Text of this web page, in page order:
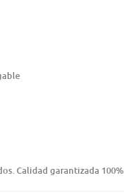
Calidad garantizada 100%